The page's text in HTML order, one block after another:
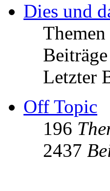
Dies und
Themen
Beiträge
Letzter
Off Topic
196
2437